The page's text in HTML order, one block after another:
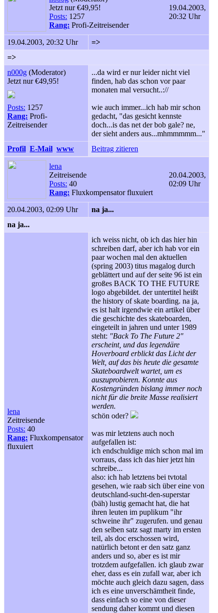
Jetzt nur €49,95!
Posts: 1257
Rang: Profi-Zeitreisender
19.04.2003,
20:32 Uhr
19.04.2003, 20:32 Uhr
=>
=>
n000g (Moderator)
Jetzt nur €49,95!
Posts: 1257
Rang: Profi-
Zeitreisender
...da wird er nur leider nicht viel
finden, hab das schon vor paar
monaten mal versucht..://
wie auch immer...ich hab mir schon
gedacht, "das gesicht kennste
doch...is das net der bob gale? ne,
der sieht anders aus...mhmmmmm..."
Profil E-Mail www Beitrag zitieren
lena
Zeitreisende
Posts: 40
Rang: Fluxkompensator fluxuiert
20.04.2003,
02:09 Uhr
20.04.2003, 02:09 Uhr
na ja...
na ja...
lena
Zeitreisende
Posts: 40
Rang: Fluxkompensator
fluxuiert
ich weiss nicht, ob ich das hier hin
schreiben darf, aber ich hab vor ein
paar wochen mal den aktuellen
(spring 2003) titus magalog durch
geblättert und auf der seite 96 ist ein
großes BACK TO THE FUTURE
logo abgebildet. der untertitel heißt
the history of skate boarding. na ja,
es ist halt irgendwie ein artikel über
die geschichte des skateboarden,
eingeteilt in jahren und unter 1989
steht: "Back To The Future 2"
erscheint, und das legendäre
Hoverboard erblickt das Licht der
Welt, auf das bis heute die gesamte
Skateboardwelt wartet, um es
auszuprobieren. Konnte aus
Kostengründen bislang immer noch
nicht für die breite Masse realisiert
werden.
schön oder?
was mir letztens auch noch
aufgefallen ist:
ich endschuldige mich schon mal im
vorraus, dass ich das hier jetzt hin
schreibe...
also: ich hab letztens bei tvtotal
gesehen, wie raab sich über eine von
deutschland-sucht-den-superstar
(bäh) lustig gemacht hat, die hat
ihren leuten im puplikum "ihr
schweine ihr" zugerufen. und genau
den selben satz sagt marty im ersten
teil, als doc erschossen wird,
natürlich betont er den satz ganz
anders und so, aber es ist mir
trotzdem aufgefallen. ich glaub zwar
eher, dass es ein zufall war, aber ich
möchte auch gleich dazu sagen, dass
ich es eine unverschämtheit finde,
dass einfach so eine von dieser
sendung daher kommt und diesen